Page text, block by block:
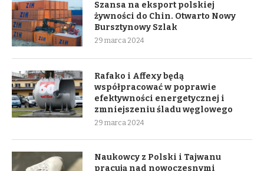
Szansa na eksport polskiej
żywności do Chin. Otwarto Nowy
Bursztynowy Szlak
29 marca 2024
Rafako i Affexy będą
współpracować w poprawie
efektywności energetycznej i
zmniejszeniu śladu węglowego
29 marca 2024
Naukowcy z Polski i Tajwanu
pracują nad nowoczesnymi